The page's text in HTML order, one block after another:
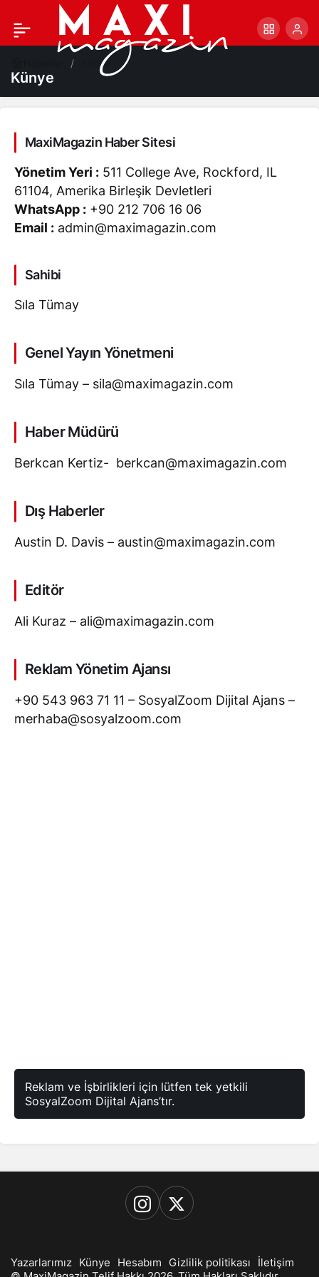
Künye
Künye
MaxiMagazin Haber Sitesi
Yönetim Yeri : 511 College Ave, Rockford, IL
61104, Amerika Birleşik Devletleri
WhatsApp : +90 212 706 16 06
Email : admin@maximagazin.com
Sahibi
Sıla Tümay
Genel Yayın Yönetmeni
Sıla Tümay – sila@maximagazin.com
Haber Müdürü
Berkcan Kertiz- berkcan@maximagazin.com
Dış Haberler
Austin D. Davis – austin@maximagazin.com
Editör
Ali Kuraz – ali@maximagazin.com
Reklam Yönetim Ajansı
+90 543 963 71 11 – SosyalZoom Dijital Ajans –
merhaba@sosyalzoom.com
Reklam ve İşbirlikleri için lütfen tek yetkili
SosyalZoom Dijital Ajans’tır.
Yazarlarımız Künye Hesabım Gizlilik politikası
İletişim